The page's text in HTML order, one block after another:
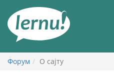
садржају
Форум О сајту